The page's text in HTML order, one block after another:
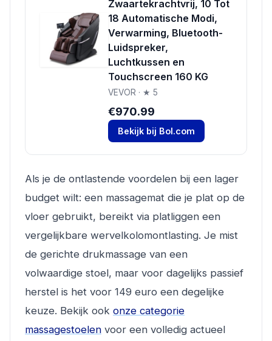
Zwaartekrachtvrij, 10 Tot
18 Automatische Modi,
Verwarming, Bluetooth-
Luidspreker,
Luchtkussen en
Touchscreen 160 KG
VEVOR · ★ 5
€970.99
Bekijk bij Bol.com
Als je de ontlastende voordelen bij een lager
budget wilt: een massagemat die je plat op de
vloer gebruikt, bereikt via platliggen een
vergelijkbare wervelkolomontlasting. Je mist
de gerichte drukmassage van een
volwaardige stoel, maar voor dagelijks passief
herstel is het voor 149 euro een degelijke
keuze. Bekijk ook onze categorie
massagestoelen voor een volledig actueel